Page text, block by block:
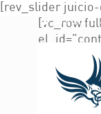
55
[rev_slider juicio-
[vc_row
[/
Ignacio